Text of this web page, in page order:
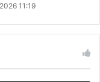
11:19